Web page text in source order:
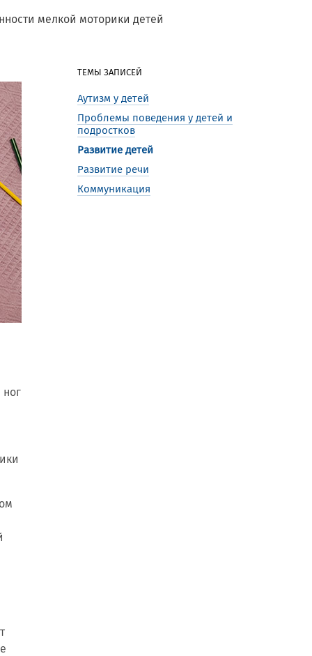
мелкой моторики детей
ТЕМЫ ЗАПИСЕЙ
Аутизм у детей
Проблемы поведения у детей и
подростков
Развитие детей
Развитие речи
Коммуникация